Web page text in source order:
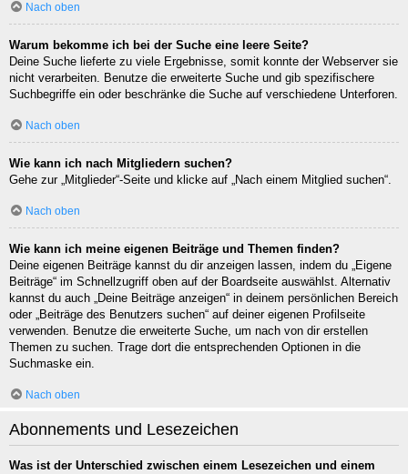
Nach oben
Warum bekomme ich bei der Suche eine leere Seite?
Deine Suche lieferte zu viele Ergebnisse, somit konnte der Webserver sie
nicht verarbeiten. Benutze die erweiterte Suche und gib spezifischere
Suchbegriffe ein oder beschränke die Suche auf verschiedene Unterforen.
Nach oben
Wie kann ich nach Mitgliedern suchen?
Gehe zur „Mitglieder“-Seite und klicke auf „Nach einem Mitglied suchen“.
Nach oben
Wie kann ich meine eigenen Beiträge und Themen finden?
Deine eigenen Beiträge kannst du dir anzeigen lassen, indem du „Eigene
Beiträge“ im Schnellzugriff oben auf der Boardseite auswählst. Alternativ
kannst du auch „Deine Beiträge anzeigen“ in deinem persönlichen Bereich
oder „Beiträge des Benutzers suchen“ auf deiner eigenen Profilseite
verwenden. Benutze die erweiterte Suche, um nach von dir erstellen
Themen zu suchen. Trage dort die entsprechenden Optionen in die
Suchmaske ein.
Nach oben
Abonnements und Lesezeichen
Was ist der Unterschied zwischen einem Lesezeichen und einem